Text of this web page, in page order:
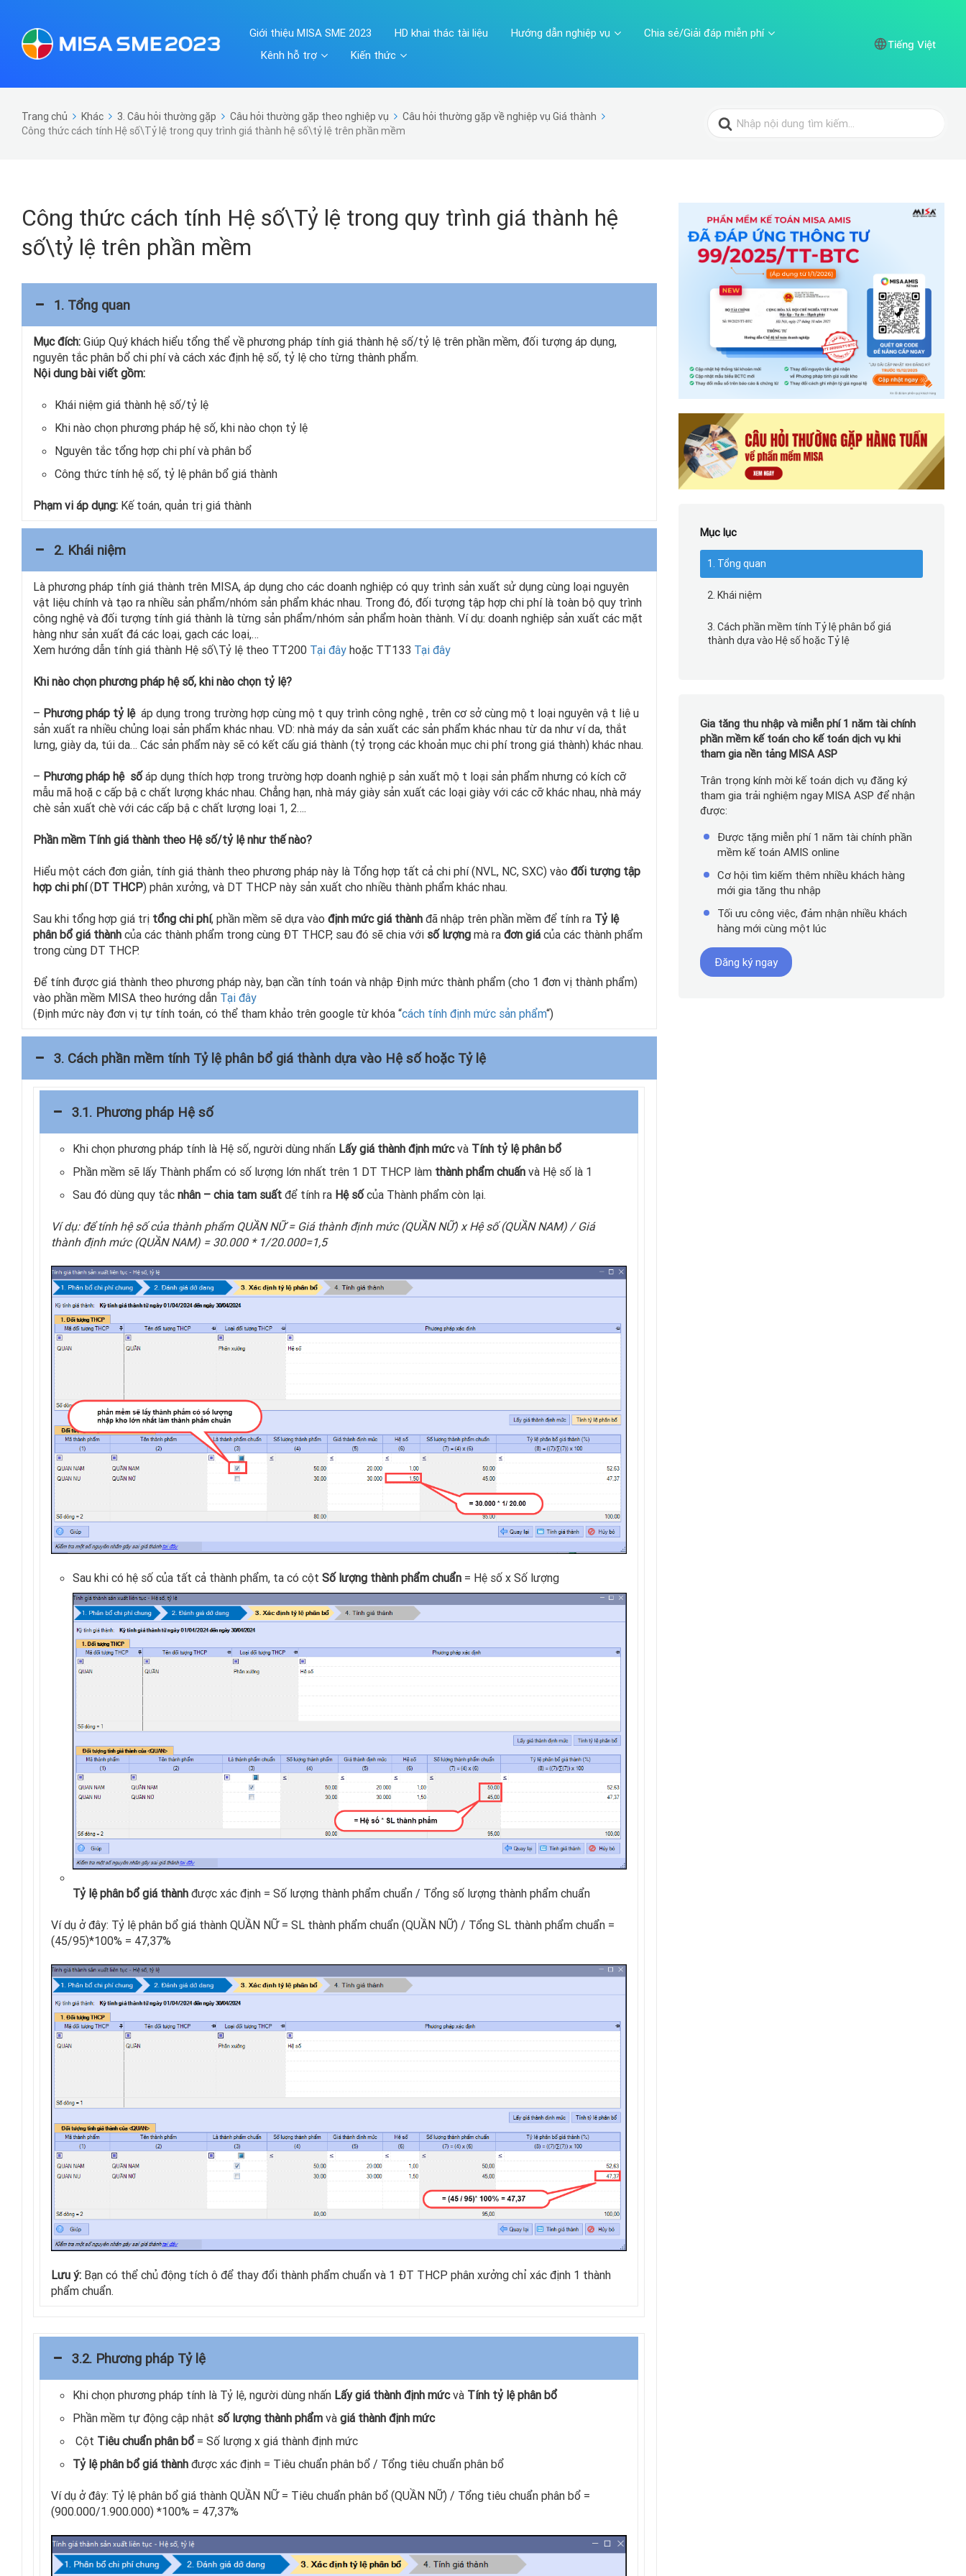
Giới thiệu MISA SME 2023 HD khai thác tài liệu Hướng dẫn nghiệp vụ
Chia sẻ/Giải đáp miễn phí
Kênh hỗ trợ
Kiến thức
Tiếng Việt
Trang chủ Khác 3. Câu hỏi thường gặp Câu hỏi thường gặp theo nghiệp vụ
Câu hỏi thường gặp về nghiệp vụ Giá thành
Công thức cách tính Hệ số\Tỷ lệ trong quy trình giá thành hệ số\tỷ lệ trên phần mềm
Search
for:
Công thức cách tính Hệ số\Tỷ lệ trong quy trình giá thành hệ
số\tỷ lệ trên phần mềm
1. Tổng quan
Mục đích: Giúp Quý khách hiểu tổng thể về phương pháp tính giá thành hệ số/tỷ lệ trên phần mềm, đối tượng áp dụng,
nguyên tắc phân bổ chi phí và cách xác định hệ số, tỷ lệ cho từng thành phẩm.
Nội dung bài viết gồm:
Khái niệm giá thành hệ số/tỷ lệ
Khi nào chọn phương pháp hệ số, khi nào chọn tỷ lệ
Nguyên tắc tổng hợp chi phí và phân bổ
Công thức tính hệ số, tỷ lệ phân bổ giá thành
Phạm vi áp dụng: Kế toán, quản trị giá thành
2. Khái niệm
Là phương pháp tính giá thành trên MISA, áp dụng cho các doanh nghiệp có quy trình sản xuất sử dụng cùng loại nguyên
vật liệu chính và tạo ra nhiều sản phẩm/nhóm sản phẩm khác nhau. Trong đó, đối tượng tập hợp chi phí là toàn bộ quy trình
công nghệ và đối tượng tính giá thành là từng sản phẩm/nhóm sản phẩm hoàn thành. Ví dụ: doanh nghiệp sản xuất các mặt
hàng như sản xuất đá các loại, gạch các loại,…
Xem hướng dẫn tính giá thành Hệ số\Tỷ lệ theo TT200 Tại đây hoặc TT133 Tại đây
Khi nào chọn phương pháp hệ số, khi nào chọn tỷ lệ?
– Phương pháp tỷ lệ áp dụng trong trường hợp cùng một quy trình công nghệ, trên cơ sở cùng một loại nguyên vật liệu
sản xuất ra nhiều chủng loại sản phẩm khác nhau. VD: nhà máy da sản xuất các sản phẩm khác nhau từ da như ví da, thắt
lưng, giày da, túi da… Các sản phẩm này sẽ có kết cấu giá thành (tỷ trọng các khoản mục chi phí trong giá thành) khác nhau.
– Phương pháp hệ số áp dụng thích hợp trong trường hợp doanh nghiệp sản xuất một loại sản phẩm nhưng có kích cỡ
mẫu mã hoặc cấp bậc chất lượng khác nhau. Chẳng hạn, nhà máy giày sản xuất các loại giày với các cỡ khác nhau, nhà máy
chè sản xuất chè với các cấp bậc chất lượng loại 1, 2….
Phần mềm Tính giá thành theo Hệ số/tỷ lệ như thế nào?
Hiểu một cách đơn giản, tính giá thành theo phương pháp này là Tổng hợp tất cả chi phí (NVL, NC, SXC) vào đối tượng tập
hợp chi phí(DT THCP) phân xưởng, và DT THCP này sản xuất cho nhiều thành phẩm khác nhau.
Sau khi tổng hợp giá trị tổng chi phí, phần mềm sẽ dựa vào định mức giá thành đã nhập trên phần mềm để tính ra Tỷ lệ
phân bổ giá thành của các thành phẩm trong cùng ĐT THCP, sau đó sẽ chia với số lượng mà ra đơn giá của các thành phẩm
trong cùng DT THCP.
Để tính được giá thành theo phương pháp này, bạn cần tính toán và nhập Định mức thành phẩm (cho 1 đơn vị thành phẩm)
vào phần mềm MISA theo hướng dẫn Tại đây
(Định mức này đơn vị tự tính toán, có thể tham khảo trên google từ khóa “cách tính định mức sản phẩm“)
3. Cách phần mềm tính Tỷ lệ phân bổ giá thành dựa vào Hệ số hoặc Tỷ lệ
3.1. Phương pháp Hệ số
Khi chọn phương pháp tính là Hệ số, người dùng nhấn Lấy giá thành định mứcvà Tính tỷ lệ phân bổ
Phần mềm sẽ lấy Thành phẩm có số lượng lớn nhất trên 1 DT THCP làm thành phẩm chuấn và Hệ số là 1
Sau đó dùng quy tắc nhân – chia tam suất để tính ra Hệ số của Thành phẩm còn lại.
Ví dụ: để tính hệ số của thành phẩm QUẦN NỮ = Giá thành định mức (QUẦN NỮ) x Hệ số (QUẦN NAM) / Giá
thành định mức (QUẦN NAM) = 30.000 * 1/20.000=1,5
Sau khi có hệ số của tất cả thành phẩm, ta có cột Số lượng thành phẩm chuẩn = Hệ số x Số lượng
Tỷ lệ phân bổ giá thành được xác định = Số lượng thành phẩm chuẩn / Tổng số lượng thành phẩm chuẩn
Ví dụ ở đây: Tỷ lệ phân bổ giá thành QUẦN NỮ = SL thành phẩm chuẩn (QUẦN NỮ) / Tổng SL thành phẩm chuẩn =
(45/95)*100% = 47,37%
Lưu ý: Bạn có thể chủ động tích ô để thay đổi thành phẩm chuẩn và 1 ĐT THCP phân xưởng chỉ xác định 1 thành
phẩm chuẩn.
3.2. Phương pháp Tỷ lệ
Khi chọn phương pháp tính là Tỷ lệ, người dùng nhấn Lấy giá thành định mứcvà Tính tỷ lệ phân bổ
Phần mềm tự động cập nhật số lượng thành phẩm và giá thành định mức
Cột Tiêu chuẩn phân bổ= Số lượng x giá thành định mức
Tỷ lệ phân bổ giá thành được xác định = Tiêu chuẩn phân bổ / Tổng tiêu chuẩn phân bổ
Ví dụ ở đây: Tỷ lệ phân bổ giá thành QUẦN NỮ = Tiêu chuẩn phân bổ (QUẦN NỮ) / Tổng tiêu chuẩn phân bổ =
(900.000/1.900.000) *100% = 47,37%
Mục lục
1. Tổng quan
2. Khái niệm
3. Cách phần mềm tính Tỷ lệ phân bổ giá
thành dựa vào Hệ số hoặc Tỷ lệ
Gia tăng thu nhập và miễn phí 1 năm tài chính
phần mềm kế toán cho kế toán dịch vụ khi
tham gia nền tảng MISA ASP
Trân trọng kính mời kế toán dịch vụ đăng ký
tham gia trải nghiệm ngay MISA ASP để nhận
được:
Được tặng miễn phí 1 năm tài chính phần
mềm kế toán AMIS online
Cơ hội tìm kiếm thêm nhiều khách hàng
mới gia tăng thu nhập
Tối ưu công việc, đảm nhận nhiều khách
hàng mới cùng một lúc
Đăng ký ngay